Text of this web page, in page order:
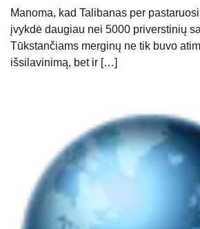
Manoma, kad Talibanas per
įvykdė daugiau nei 5000 priverstinių
Tūkstančiams merginų ne tik buvo
išsilavinimą, bet ir […]